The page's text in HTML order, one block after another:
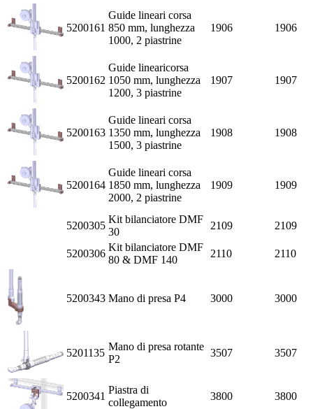
5200161
Guide lineari corsa
850 mm, lunghezza
1000, 2 piastrine
1906 1906
5200162
Guide linearicorsa
1050 mm, lunghezza
1200, 3 piastrine
1907 1907
5200163
Guide lineari corsa
1350 mm, lunghezza
1500, 3 piastrine
1908 1908
5200164
Guide lineari corsa
1850 mm, lunghezza
2000, 2 piastrine
1909 1909
5200305
Kit bilanciatore DMF
30
2109 2109
5200306
Kit bilanciatore DMF
80 & DMF 140
2110 2110
5200343 Mano di presa P4 3000 3000
5201135
Mano di presa rotante
P2
3507 3507
5200341
Piastra di
collegamento
3800 3800